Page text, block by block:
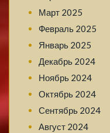
Март 2025
Февраль 2025
Январь 2025
Декабрь 2024
Ноябрь 2024
Октябрь 2024
Сентябрь 2024
Август 2024